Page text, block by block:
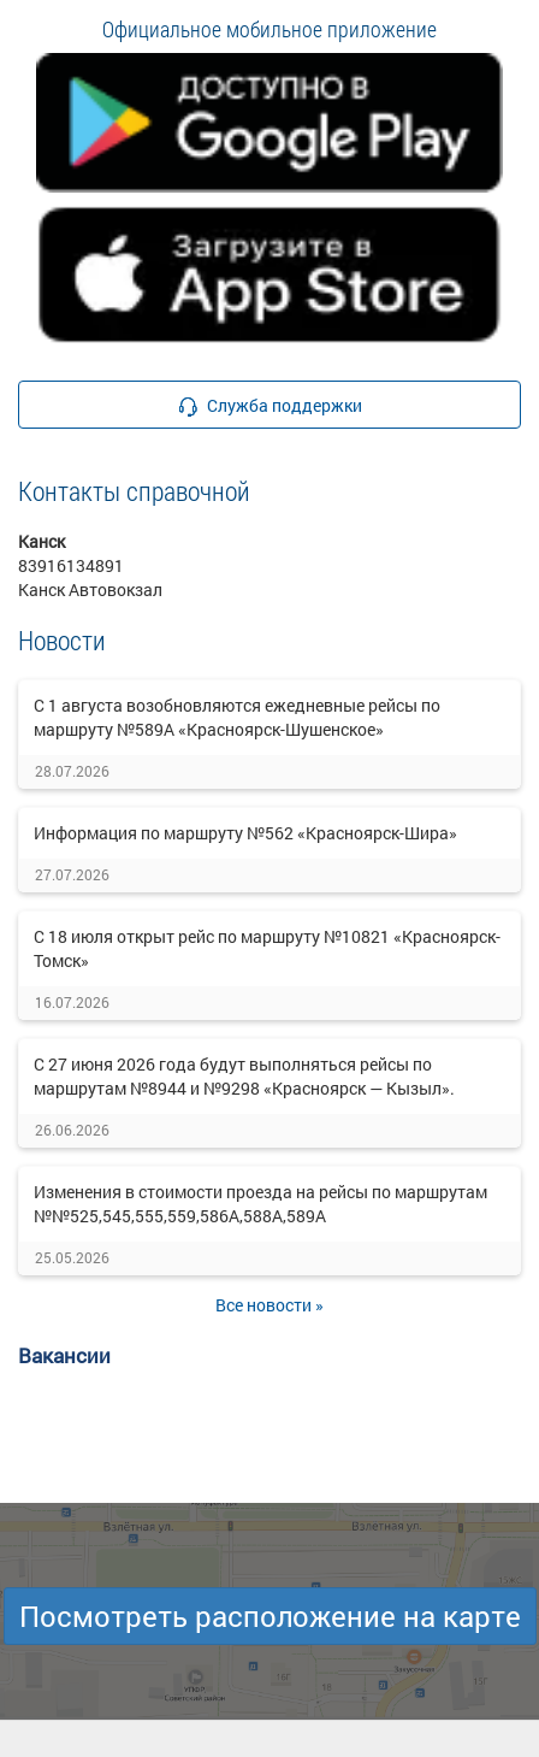
Официальное мобильное приложение
Служба поддержки
Контакты справочной
Канск
83916134891
Канск Автовокзал
Новости
С 1 августа возобновляются ежедневные рейсы по
маршруту №589А «Красноярск-Шушенское»
28.07.2026
Информация по маршруту №562 «Красноярск-Шира»
27.07.2026
С 18 июля открыт рейс по маршруту №10821 «Красноярск-
Томск»
16.07.2026
С 27 июня 2026 года будут выполняться рейсы по
маршрутам №8944 и №9298 «Красноярск — Кызыл».
26.06.2026
Изменения в стоимости проезда на рейсы по маршрутам
№№525,545,555,559,586А,588А,589А
25.05.2026
Все новости »
Вакансии
Посмотреть расположение на карте